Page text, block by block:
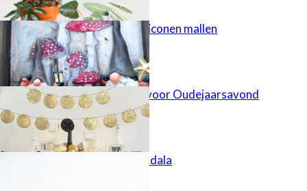
Gietgips uit siliconen mallen
FIMO-slinger voor Oudejaarsavond
Gehaakte mandala